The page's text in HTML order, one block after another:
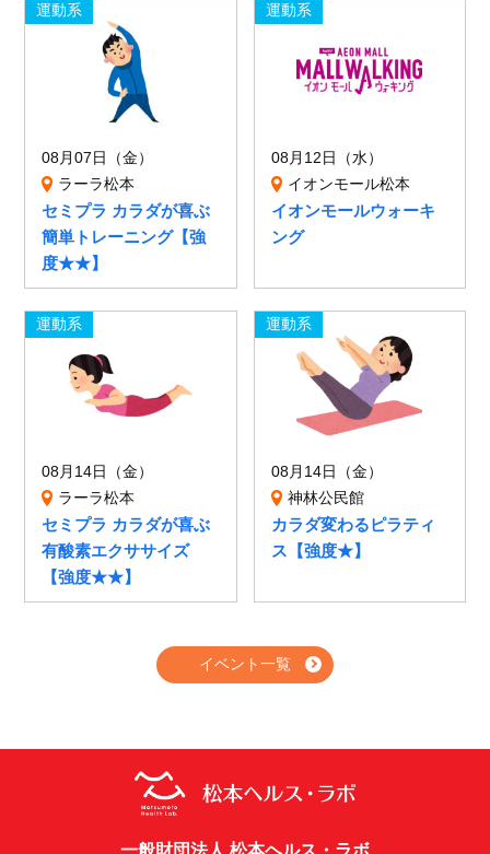
運動系
08月07日（金）
ラーラ松本
セミプラ カラダが喜ぶ
簡単トレーニング【強
度★★】
運動系
08月12日（水）
イオンモール松本
イオンモールウォーキ
ング
運動系
08月14日（金）
ラーラ松本
セミプラ カラダが喜ぶ
有酸素エクササイズ
【強度★★】
運動系
08月14日（金）
神林公民館
カラダ変わるピラティ
ス【強度★】
イベント一覧
一般財団法人 松本ヘルス・ラボ